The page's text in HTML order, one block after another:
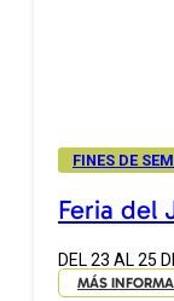
FINES DE
Feria del
DEL 23 AL 25
MÁS